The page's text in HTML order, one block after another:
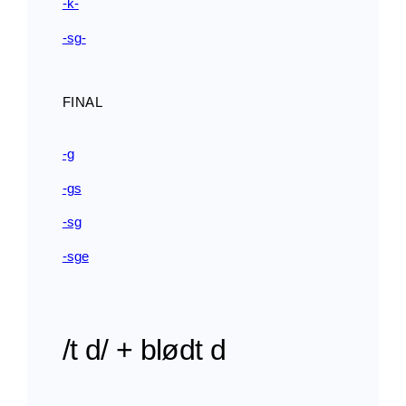
-k-
-sg-
FINAL
-g
-gs
-sg
-sge
/t d/ + blødt d